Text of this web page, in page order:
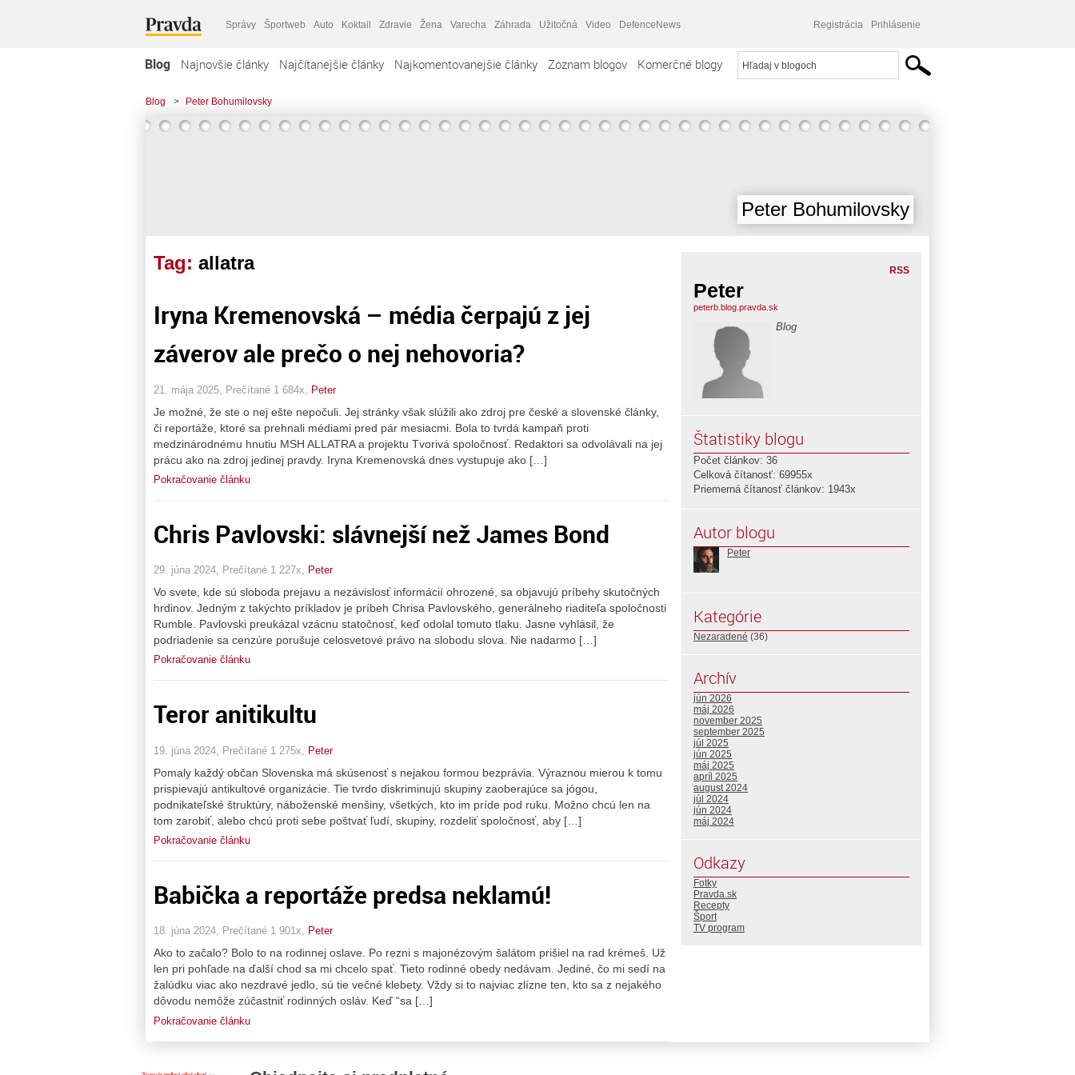
Správy Športweb Auto Koktail Zdravie Žena Varecha Záhrada Užitočná Video DefenceNews Registrácia Prihlásenie
Blog Najnovšie články Najčítanejšie články Najkomentovanejšie články Zoznam blogov Komerčné blogy
Blog > Peter Bohumilovsky
Peter Bohumilovsky
Tag: allatra
Iryna Kremenovská – média čerpajú z jej
záverov ale prečo o nej nehovoria?
21. mája 2025, Prečítané 1 684x, Peter
Je možné, že ste o nej ešte nepočuli. Jej stránky však slúžili ako zdroj pre české a slovenské články,
či reportáže, ktoré sa prehnali médiami pred pár mesiacmi. Bola to tvrdá kampaň proti
medzinárodnému hnutiu MSH ALLATRA a projektu Tvorivá spoločnosť. Redaktori sa odvolávali na jej
prácu ako na zdroj jedinej pravdy. Iryna Kremenovská dnes vystupuje ako […]
Pokračovanie článku
Chris Pavlovski: slávnejší než James Bond
29. júna 2024, Prečítané 1 227x, Peter
Vo svete, kde sú sloboda prejavu a nezávislosť informácií ohrozené, sa objavujú príbehy skutočných
hrdinov. Jedným z takýchto príkladov je príbeh Chrisa Pavlovského, generálneho riaditeľa spoločnosti
Rumble. Pavlovski preukázal vzácnu statočnosť, keď odolal tomuto tlaku. Jasne vyhlásil, že
podriadenie sa cenzúre porušuje celosvetové právo na slobodu slova. Nie nadarmo […]
Pokračovanie článku
Teror anitikultu
19. júna 2024, Prečítané 1 275x, Peter
Pomaly každý občan Slovenska má skúsenosť s nejakou formou bezprávia. Výraznou mierou k tomu
prispievajú antikultové organizácie. Tie tvrdo diskriminujú skupiny zaoberajúce sa jógou,
podnikateľské štruktúry, náboženské menšiny, všetkých, kto im príde pod ruku. Možno chcú len na
tom zarobiť, alebo chcú proti sebe poštvať ľudí, skupiny, rozdeliť spoločnosť, aby […]
Pokračovanie článku
Babička a reportáže predsa neklamú!
18. júna 2024, Prečítané 1 901x, Peter
Ako to začalo? Bolo to na rodinnej oslave. Po rezni s majonézovým šalátom prišiel na rad krémeš. Už
len pri pohľade na ďalší chod sa mi chcelo spať. Tieto rodinné obedy nedávam. Jediné, čo mi sedí na
žalúdku viac ako nezdravé jedlo, sú tie večné klebety. Vždy si to najviac zlízne ten, kto sa z nejakého
dôvodu nemôže zúčastniť rodinných osláv. Keď “sa […]
Pokračovanie článku
RSS
Peter
peterb.blog.pravda.sk
Blog
Štatistiky blogu
Počet článkov: 36
Celková čítanosť: 69955x
Priemerná čítanosť článkov: 1943x
Autor blogu
Peter
Kategórie
Nezaradené (36)
Archív
jún 2026
máj 2026
november 2025
september 2025
júl 2025
jún 2025
máj 2025
apríl 2025
august 2024
júl 2024
jún 2024
máj 2024
Odkazy
Fotky
Pravda.sk
Recepty
Šport
TV program